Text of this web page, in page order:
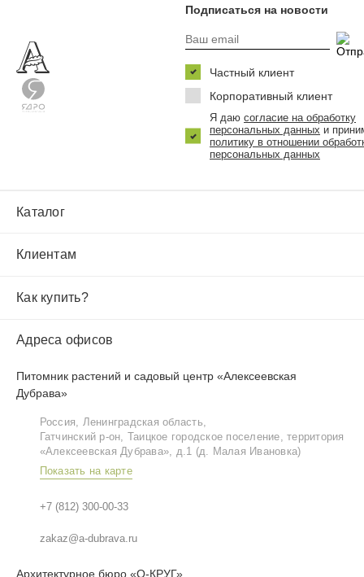
Каталог
Клиентам
Как купить?
Адреса офисов
Питомник растений и садовый центр «Алексеевская
Дубрава»
Россия, Ленинградская область,
Гатчинский р‑он, Таицкое городское поселение, территория
«Алексеевская Дубрава», д.1 (д. Малая Ивановка)
Показать на карте
+7 (812) 300-00-33
zakaz@a-dubrava.ru
Архитектурное бюро «О-КРУГ»
Подписаться на новости
Частный клиент
Корпоративный клиент
Я даю согласие на обработку
персональных данных и
политику в отношении
персональных данных